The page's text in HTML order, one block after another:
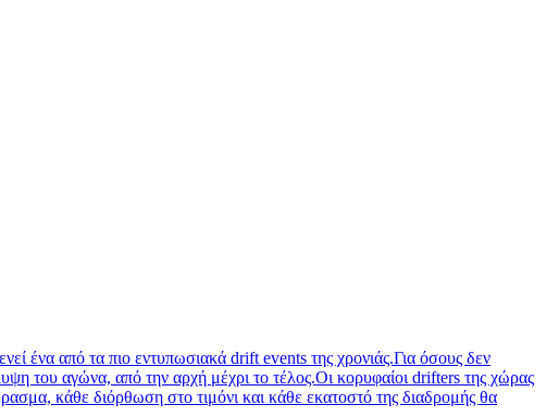
ένα από τα πιο εντυπωσιακά drift events της χρονιάς.Για όσους δεν
του αγώνα, από την αρχή μέχρι το τέλος.Οι κορυφαίοι drifters της χώρας
κάθε διόρθωση στο τιμόνι και κάθε εκατοστό της διαδρομής θα